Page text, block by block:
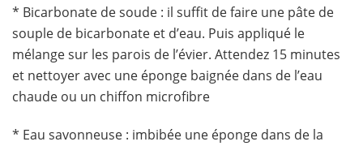
* Bicarbonate de soude : il suffit de faire une pâte de
souple de bicarbonate et d’eau. Puis appliqué le
mélange sur les parois de l’évier. Attendez 15 minutes
et nettoyer avec une éponge baignée dans de l’eau
chaude ou un chiffon microfibre
* Eau savonneuse : imbibée une éponge dans de la